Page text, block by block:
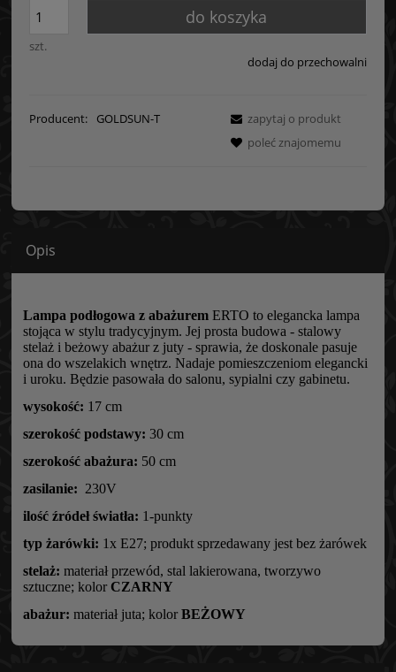
szt.
do koszyka
dodaj do przechowalni
Producent: GOLDSUN-T
zapytaj o produkt
poleć znajomemu
Opis
Lampa podłogowa z abażurem ERTO to elegancka lampa
stojąca w stylu tradycyjnym. Jej prosta budowa - stalowy
stelaż i beżowy abażur z juty - sprawia, że doskonale pasuje
ona do wszelakich wnętrz. Nadaje pomieszczeniom elegancki
i uroku. Będzie pasowała do salonu, sypialni czy gabinetu.
wysokość: 17 cm
szerokość podstawy: 30 cm
szerokość abażura: 50 cm
zasilanie: 230V
ilość źródeł światła: 1-punkty
typ żarówki: 1x E27; produkt sprzedawany jest bez żarówek
stelaż: materiał przewód, stal lakierowana, tworzywo
sztuczne; kolor CZARNY
abażur: materiał juta; kolor BEŻOWY